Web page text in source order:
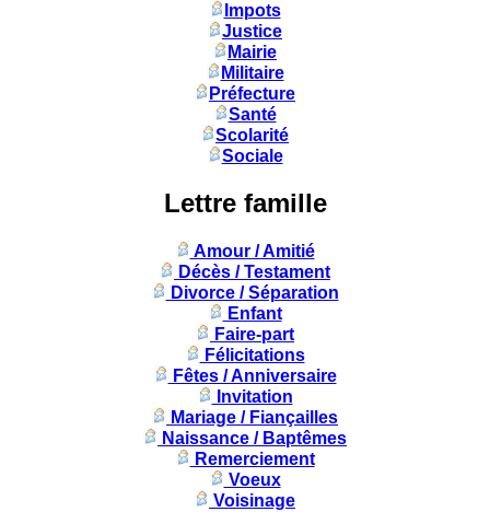
Impots
Justice
Mairie
Militaire
Préfecture
Santé
Scolarité
Sociale
Lettre famille
Amour / Amitié
Décès / Testament
Divorce / Séparation
Enfant
Faire-part
Félicitations
Fêtes / Anniversaire
Invitation
Mariage / Fiançailles
Naissance / Baptêmes
Remerciement
Voeux
Voisinage